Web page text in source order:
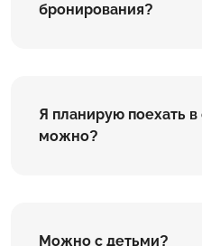
бронирования?
Я планирую поехать в
можно?
Можно с детьми?